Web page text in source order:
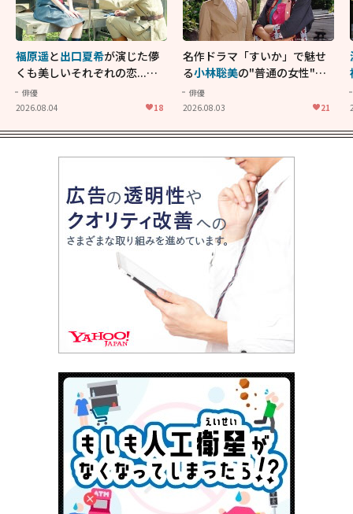
福原遥と出口夏希が演じた儚
くも美しいそれぞれの恋...生
きることの尊さを教えてくれ
た映画「あの花が咲く丘で、
俳優
2026.08.04
18
名作ドラマ「すいか」で魅せ
る小林聡美の"普通の女性"が
大人に刺さる...映画「かもめ
食堂」にも通じる静かな芝居
俳優
2026.08.03
21